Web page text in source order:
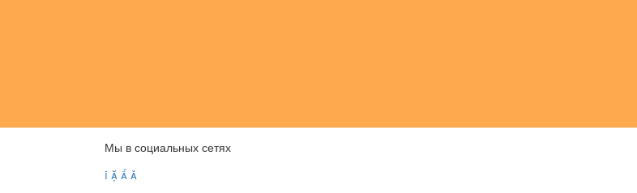
Мы в социальных сетях
   